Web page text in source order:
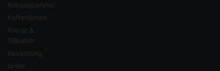
Köksapparater
Kaffehörnan
Knivar &
Tillbehör
Bevattning
Grillar